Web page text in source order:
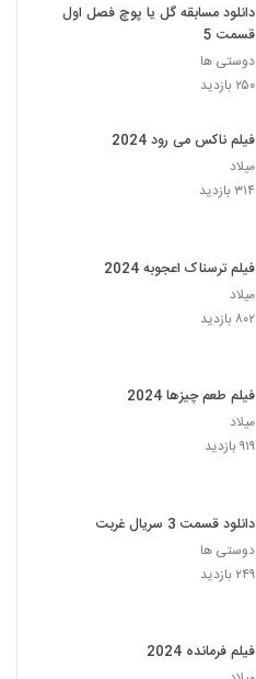
دانلود مسابقه گل یا پوچ فصل اول
قسمت 5
دوستی ها
۲۵۰ بازدید
فیلم ناکس می رود 2024
میلاد
۳۱۴ بازدید
فیلم ترسناک اعجوبه 2024
میلاد
۸۰۲ بازدید
فیلم طعم چیزها 2024
میلاد
۹۱۹ بازدید
دانلود قسمت 3 سریال غربت
دوستی ها
۲۴۹ بازدید
فیلم فرمانده 2024